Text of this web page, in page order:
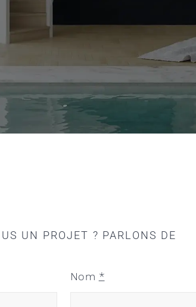
UN PROJET ? PARLONS DE
Nom *